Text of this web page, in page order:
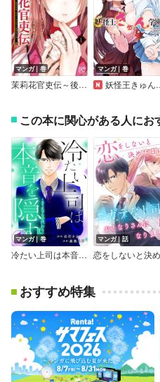
マンガ｜巻
茉莉花官吏伝～後宮女官、気まぐれ皇帝に見初められ～
マンガ｜巻
妖怪王きゅん学園
この本に関心がある人にお
マンガ｜巻
冷たい上司は本音を隠す～さよならの代わりに 皆川編～
マンガ｜話
おすすめ特集